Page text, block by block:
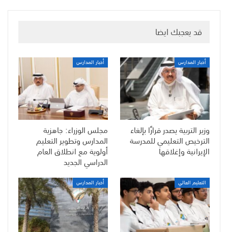
قد يعجبك ايضا
أخبار المدارس
وزير التربية يصدر قرارًا بإلغاء
الترخيص التعليمي للمدرسة
الإيرانية وإغلاقها
أخبار المدارس
مجلس الوزراء: جاهزية
المدارس وتطوير التعليم
أولوية مع انطلاق العام
الدراسي الجديد
التعليم العالي أخبار المدارس